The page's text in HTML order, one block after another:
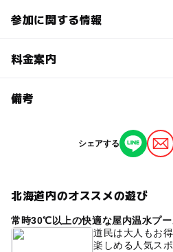
参加に関する情報
予約/応募
料金案内
料金について
備考
※掲載の情報は天候や主催者
ることがあります。
シェアする
北海道内のオススメの遊び
常時30℃以上の快適な屋内温水プー
道民は大人もお
楽しめる人気ス